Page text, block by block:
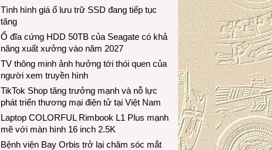
Tình hình giá ổ lưu trữ SSD đang tiếp tục
tăng
Ổ đĩa cứng HDD 50TB của Seagate có khả
năng xuất xưởng vào năm 2027
TV thông minh ảnh hưởng tới thói quen của
người xem truyền hình
TikTok Shop tăng trưởng mạnh và nỗ lực
phát triển thương mại điện tử tại Việt Nam
Laptop COLORFUL Rimbook L1 Plus mạnh
mẽ với màn hình 16 inch 2.5K
Bệnh viện Bay Orbis trở lại chăm sóc mắt